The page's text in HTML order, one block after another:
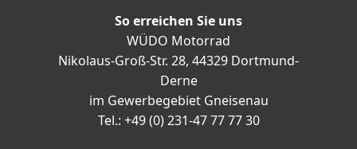
So erreichen Sie uns
WÜDO Motorrad
Nikolaus-Groß-Str. 28, 44329 Dortmund-
Derne
im Gewerbegebiet Gneisenau
Tel.: +49 (0) 231-47 77 77 30